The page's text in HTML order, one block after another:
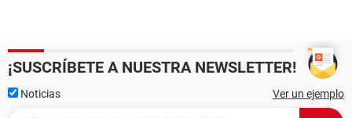
¡SUSCRÍBETE A NUESTRA NEWSLETTER!
Noticias Ver un ejemplo